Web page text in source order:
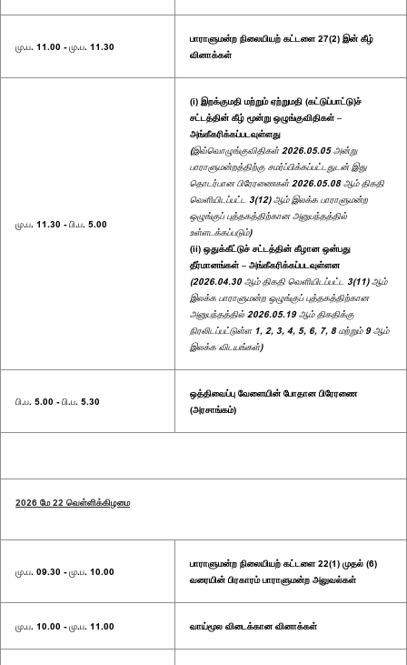
மு.ப. 11.00 - மு.ப. 11.30
பாராளுமன்ற நிலையியற் கட்டளை 27(2) இன் கீழ்
வினாக்கள்
மு.ப. 11.30 - பி.ப. 5.00
(i) இறக்குமதி மற்றும் ஏற்றுமதி (கட்டுப்பாட்டு)ச்
சட்டத்தின் கீழ் மூன்று ஒழுங்குவிதிகள் –
அங்கீகரிக்கப்படவுள்ளது
(இவ்வொழுங்குவிதிகள் 2026.05.05 அன்று
பாராளுமன்றத்திற்கு சமர்ப்பிக்கப்பட்டதுடன் இது
தொடர்பான பிரேரணைகள் 2026.05.08 ஆம் திகதி
வெளியிடப்பட்ட 3(12) ஆம் இலக்க பாராளுமன்ற
ஒழுங்குப் புத்தகத்திற்கான அனுபந்தத்தில்
உள்ளடக்கப்படும்)
(ii) ஒதுக்கீட்டுச் சட்டத்தின் கீழான ஒன்பது
தீர்மானங்கள் – அங்கீகரிக்கப்படவுள்ளன
(2026.04.30 ஆம் திகதி வெளியிடப்பட்ட 3(11) ஆம்
இலக்க பாராளுமன்ற ஒழுங்குப் புத்தகத்திற்கான
அனுபந்தத்தில் 2026.05.19 ஆம் திகதிக்கு
நிரலிடப்பட்டுள்ள 1, 2, 3, 4, 5, 6, 7, 8 மற்றும் 9 ஆம்
இலக்க விடயங்கள்)
பி.ப. 5.00 - பி.ப. 5.30
ஒத்திவைப்பு வேளையின் போதான பிரேரணை
(அரசாங்கம்)
2026 மே 22 வெள்ளிக்கிழமை
மு.ப. 09.30 - மு.ப. 10.00
பாராளுமன்ற நிலையியற் கட்டளை 22(1) முதல் (6)
வரையின் பிரகாரம் பாராளுமன்ற அலுவல்கள்
மு.ப. 10.00 - மு.ப. 11.00 வாய்மூல விடைக்கான வினாக்கள்